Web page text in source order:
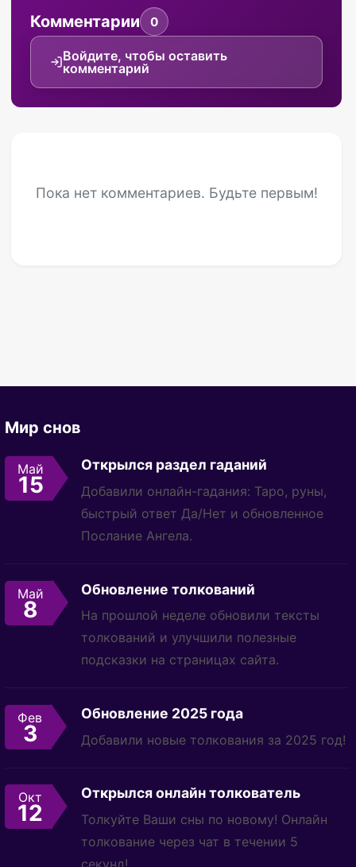
Комментарии 0
Войдите, чтобы оставить
комментарий
Пока нет комментариев. Будьте первым!
Мир снов
Май
15
Открылся раздел гаданий
Добавили онлайн-гадания: Таро, руны,
быстрый ответ Да/Нет и обновленное
Послание Ангела.
Май
8
Обновление толкований
На прошлой неделе обновили тексты
толкований и улучшили полезные
подсказки на страницах сайта.
Фев
3
Обновление 2025 года
Добавили новые толкования за 2025 год!
Окт
12
Открылся онлайн толкователь
Толкуйте Ваши сны по новому! Онлайн
толкование через чат в течении 5